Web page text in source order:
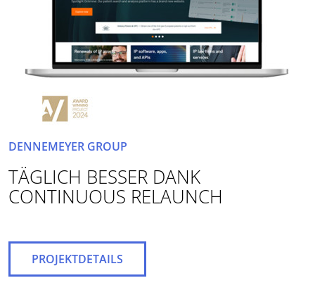
DENNEMEYER GROUP
TÄGLICH BESSER DANK
CONTINUOUS RELAUNCH
PROJEKTDETAILS